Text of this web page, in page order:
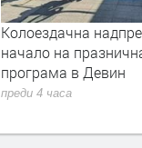
Колоездачна
начало на
програма в Девин
преди 4 часа